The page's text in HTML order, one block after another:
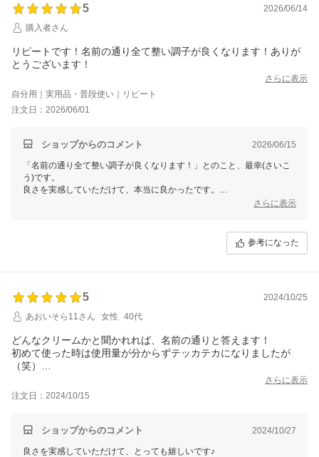
5
2026/06/14
購入者さん
リピートです！名前の通り全て整い調子が良くなります！ありが
とうございます！
さらに表示
自分用｜実用品・普段使い｜リピート
注文日：2026/06/01
ショップからのコメント 2026/06/15
「名前の通り全て整い調子が良くなります！」とのこと、最幸(さいこ
う)です。
良さを実感していただけて、本当に良かったです。
さらに表示
参考になった
5
2024/10/25
あおいそら11さん
女性 40代
どんなクリームかと聞かれれば、名前の通りと答えます！
初めて使った時は使用量が分からずテッカテカになりましたが
（笑）
乾燥肌ですがきちんと保湿もされ、メイク崩れもありません。
肌にツヤが出るのは良いですね。
さらに表示
注文日：2024/10/15
ショップからのコメント 2024/10/27
良さを実感していただけて、とっても嬉しいです♪